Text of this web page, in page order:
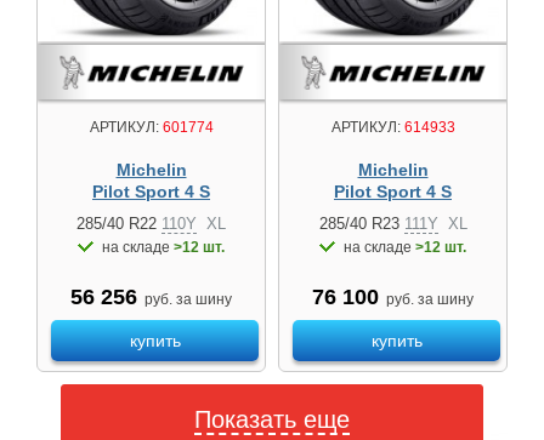
АРТИКУЛ:601774
Michelin
Pilot Sport 4 S
285/40 R22 110Y XL
на складе >12 шт.
56 256 руб. за шину
купить
АРТИКУЛ:614933
Michelin
Pilot Sport 4 S
285/40 R23 111Y XL
на складе >12 шт.
76 100 руб. за шину
купить
Показать еще